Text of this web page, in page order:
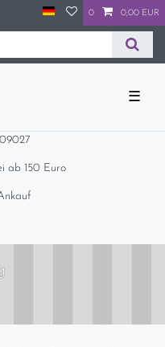
0 0,00 EUR
☰
ab 150 Euro